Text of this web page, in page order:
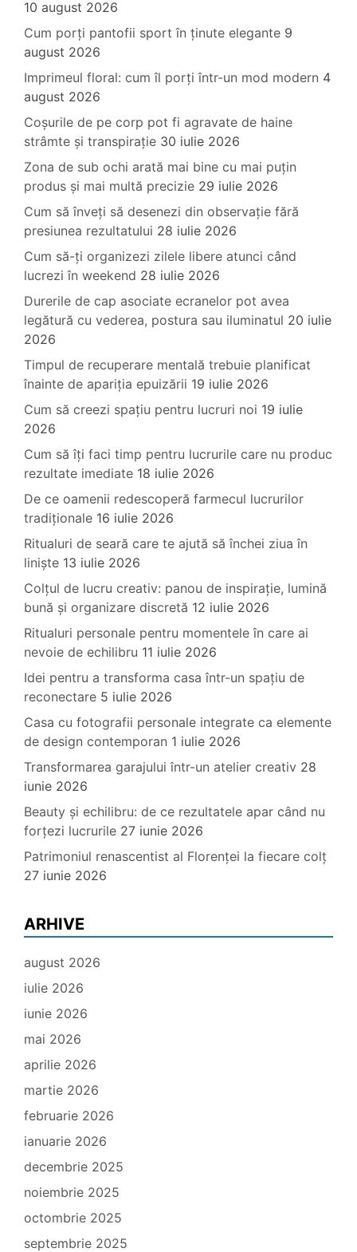
10 august 2026
Cum porți pantofii sport în ținute elegante 9
august 2026
Imprimeul floral: cum îl porți într-un mod modern 4
august 2026
Coșurile de pe corp pot fi agravate de haine
strâmte și transpirație 30 iulie 2026
Zona de sub ochi arată mai bine cu mai puțin
produs și mai multă precizie 29 iulie 2026
Cum să înveți să desenezi din observație fără
presiunea rezultatului 28 iulie 2026
Cum să-ți organizezi zilele libere atunci când
lucrezi în weekend 28 iulie 2026
Durerile de cap asociate ecranelor pot avea
legătură cu vederea, postura sau iluminatul 20 iulie
2026
Timpul de recuperare mentală trebuie planificat
înainte de apariția epuizării 19 iulie 2026
Cum să creezi spațiu pentru lucruri noi 19 iulie
2026
Cum să îți faci timp pentru lucrurile care nu produc
rezultate imediate 18 iulie 2026
De ce oamenii redescoperă farmecul lucrurilor
tradiționale 16 iulie 2026
Ritualuri de seară care te ajută să închei ziua în
liniște 13 iulie 2026
Colțul de lucru creativ: panou de inspirație, lumină
bună și organizare discretă 12 iulie 2026
Ritualuri personale pentru momentele în care ai
nevoie de echilibru 11 iulie 2026
Idei pentru a transforma casa într-un spațiu de
reconectare 5 iulie 2026
Casa cu fotografii personale integrate ca elemente
de design contemporan 1 iulie 2026
Transformarea garajului într-un atelier creativ 28
iunie 2026
Beauty și echilibru: de ce rezultatele apar când nu
forțezi lucrurile 27 iunie 2026
Patrimoniul renascentist al Florenței la fiecare colț
27 iunie 2026
ARHIVE
august 2026
iulie 2026
iunie 2026
mai 2026
aprilie 2026
martie 2026
februarie 2026
ianuarie 2026
decembrie 2025
noiembrie 2025
octombrie 2025
septembrie 2025